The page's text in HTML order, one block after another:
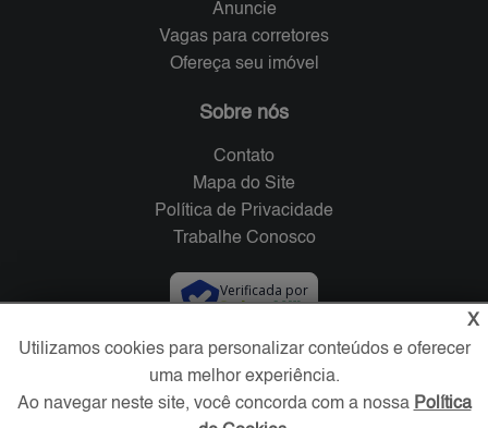
Anuncie
Vagas para corretores
Ofereça seu imóvel
Sobre nós
Contato
Mapa do Site
Política de Privacidade
Trabalhe Conosco
Verificada por
Redes Sociais
X
Utilizamos cookies para personalizar conteúdos e oferecer
uma melhor experiência.
Ao navegar neste site, você concorda com a nossa Política